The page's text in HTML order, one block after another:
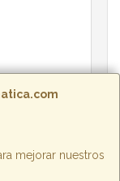
mejorar nuestros